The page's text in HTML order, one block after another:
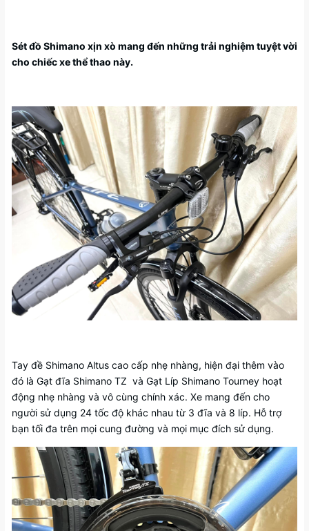
Sét đồ Shimano xịn xò mang đến những trải nghiệm tuyệt vời
cho chiếc xe thể thao này.
Tay đề Shimano Altus cao cấp nhẹ nhàng, hiện đại thêm vào
đó là Gạt đĩa Shimano TZ và Gạt Líp Shimano Tourney hoạt
động nhẹ nhàng và vô cùng chính xác. Xe mang đến cho
người sử dụng 24 tốc độ khác nhau từ 3 đĩa và 8 líp. Hỗ trợ
bạn tối đa trên mọi cung đường và mọi mục đích sử dụng.